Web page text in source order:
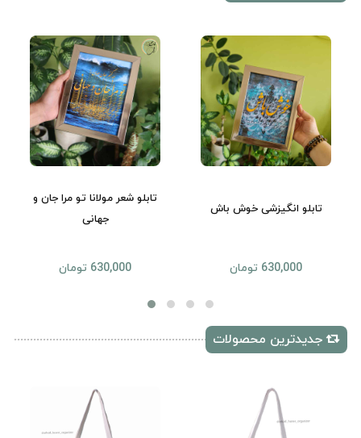
تابلو شعر مولانا تو مرا جان و
جهانی
630,000 تومان
تابلو انگیزشی خوش باش
630,000 تومان